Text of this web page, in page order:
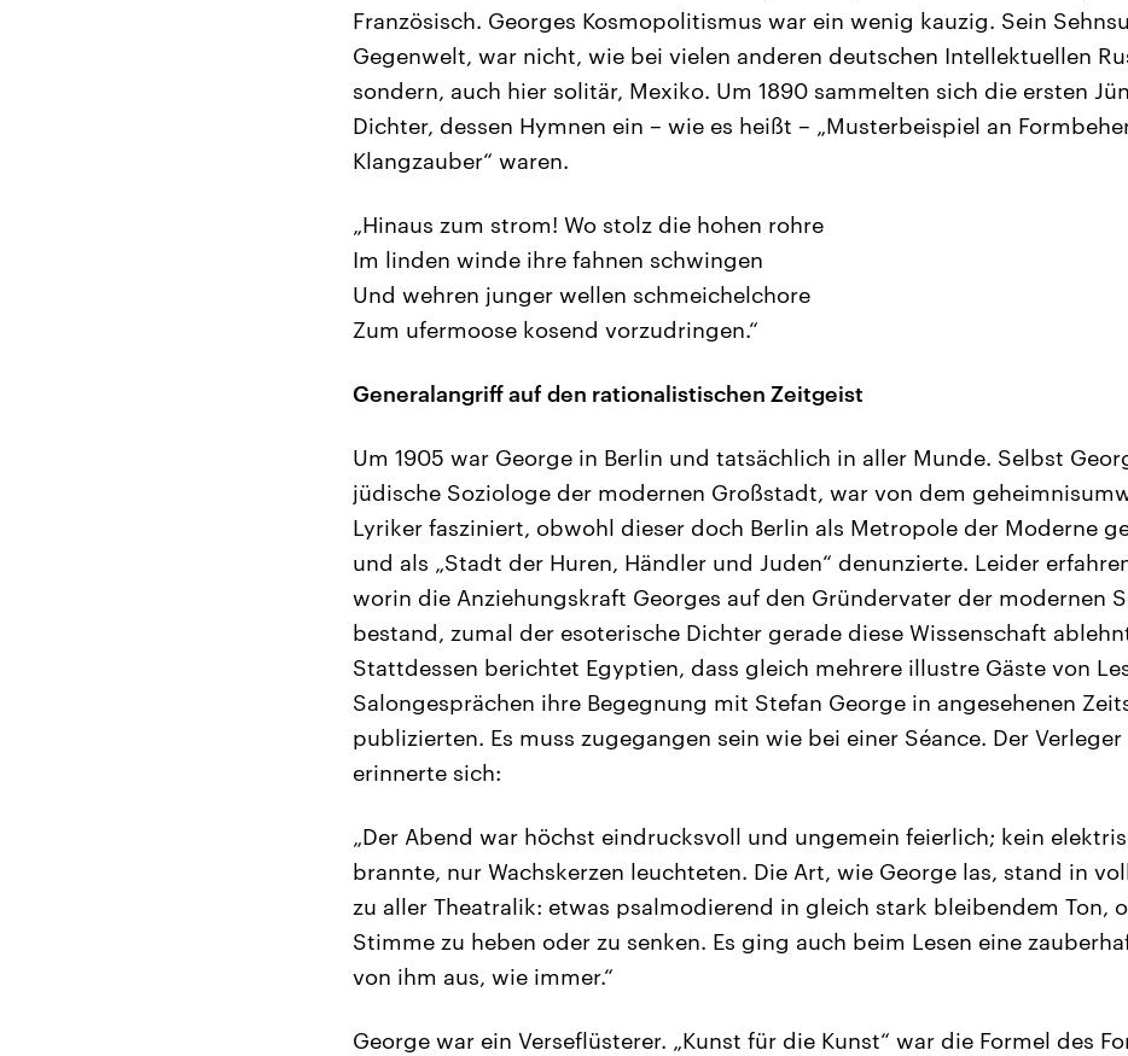
Französisch. Georges Kosmopolitismus war ein wenig kauzig. Sein
Gegenwelt, war nicht, wie bei vielen anderen deutschen Intellektuellen
sondern, auch hier solitär, Mexiko. Um 1890 sammelten sich die ersten
Dichter, dessen Hymnen ein – wie es heißt – „Musterbeispiel an
Klangzauber“ waren.
„Hinaus zum strom! Wo stolz die hohen rohre
Im linden winde ihre fahnen schwingen
Und wehren junger wellen schmeichelchore
Zum ufermoose kosend vorzudringen.“
Generalangriff auf den rationalistischen Zeitgeist
Um 1905 war George in Berlin und tatsächlich in aller Munde. Selbst
jüdische Soziologe der modernen Großstadt, war von dem
Lyriker fasziniert, obwohl dieser doch Berlin als Metropole der Moderne
und als „Stadt der Huren, Händler und Juden“ denunzierte. Leider
worin die Anziehungskraft Georges auf den Gründervater der modernen
bestand, zumal der esoterische Dichter gerade diese Wissenschaft
Stattdessen berichtet Egyptien, dass gleich mehrere illustre Gäste von
Salongesprächen ihre Begegnung mit Stefan George in angesehenen
publizierten. Es muss zugegangen sein wie bei einer Séance. Der
erinnerte sich:
„Der Abend war höchst eindrucksvoll und ungemein feierlich; kein
brannte, nur Wachskerzen leuchteten. Die Art, wie George las, stand in
zu aller Theatralik: etwas psalmodierend in gleich stark bleibendem Ton,
Stimme zu heben oder zu senken. Es ging auch beim Lesen eine
von ihm aus, wie immer.“
George war ein Verseflüsterer. „Kunst für die Kunst“ war die Formel des